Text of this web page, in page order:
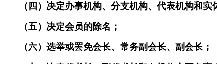
（四）决定办事机构、分支机构、代表机构和
（五）决定会员的除名；
（六）选举或罢免会长、常务副会长、副会长 ；